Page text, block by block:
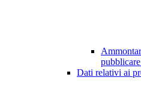
Dati relativi ai